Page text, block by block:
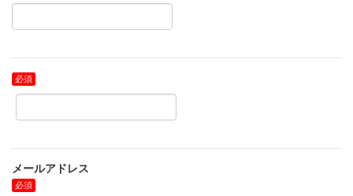
メールアドレス